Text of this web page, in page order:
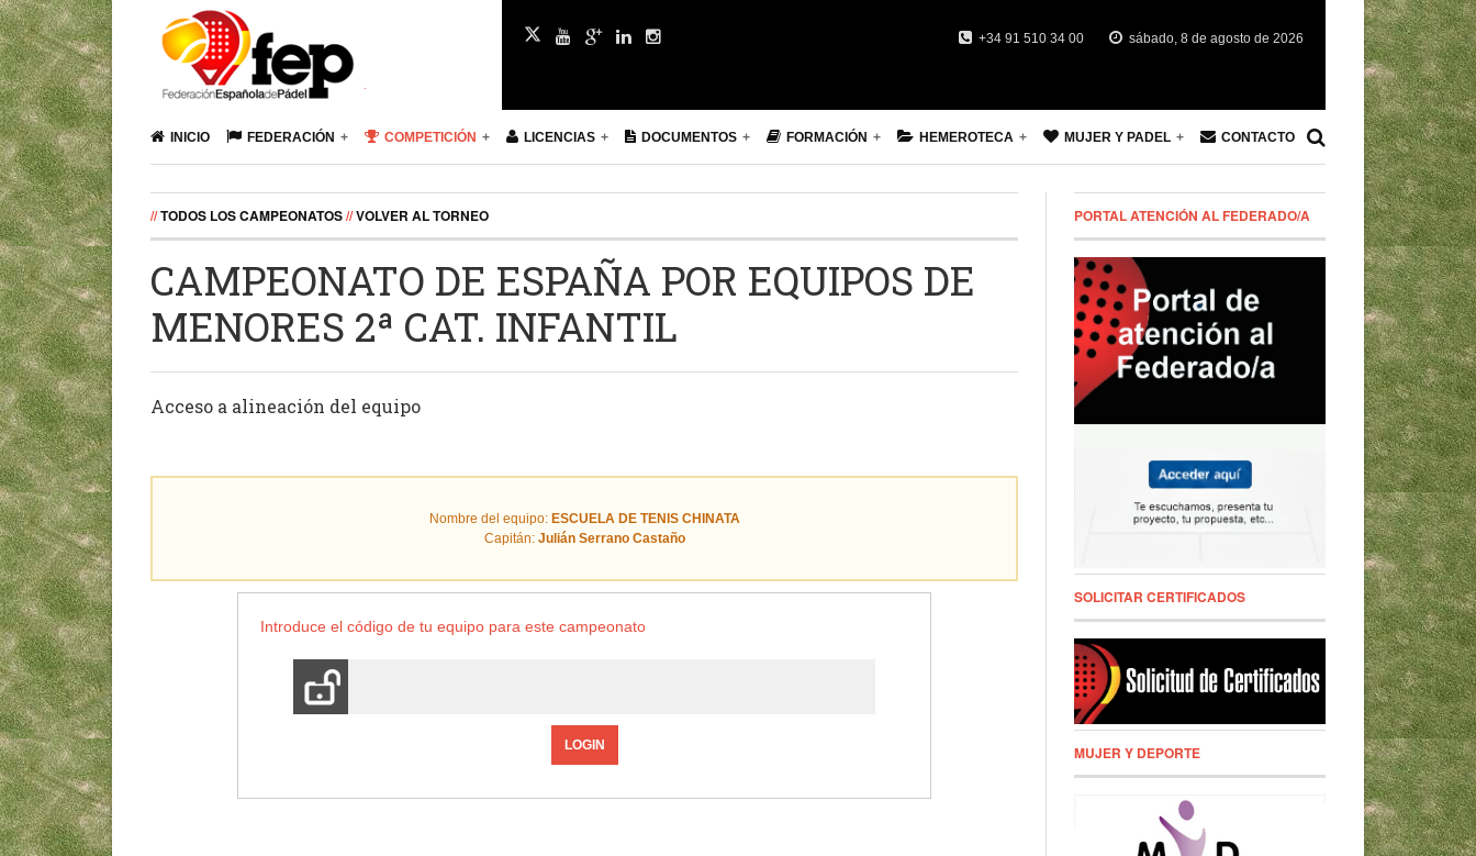
+34 91 510 34 00 sábado, 8 de agosto de 2026
INICIO FEDERACIÓN COMPETICIÓN LICENCIAS DOCUMENTOS FORMACIÓN HEMEROTECA MUJER Y PADEL CONTACTO
//TODOS LOS CAMPEONATOS//VOLVER AL TORNEO
CAMPEONATO DE ESPAÑA POR EQUIPOS DE
MENORES 2ª CAT. INFANTIL
Acceso a alineación del equipo
Nombre del equipo: ESCUELA DE TENIS CHINATA
Capitán: Julián Serrano Castaño
Introduce el código de tu equipo para este campeonato
LOGIN
PORTAL ATENCIÓN AL FEDERADO/A
SOLICITAR CERTIFICADOS
MUJER Y DEPORTE